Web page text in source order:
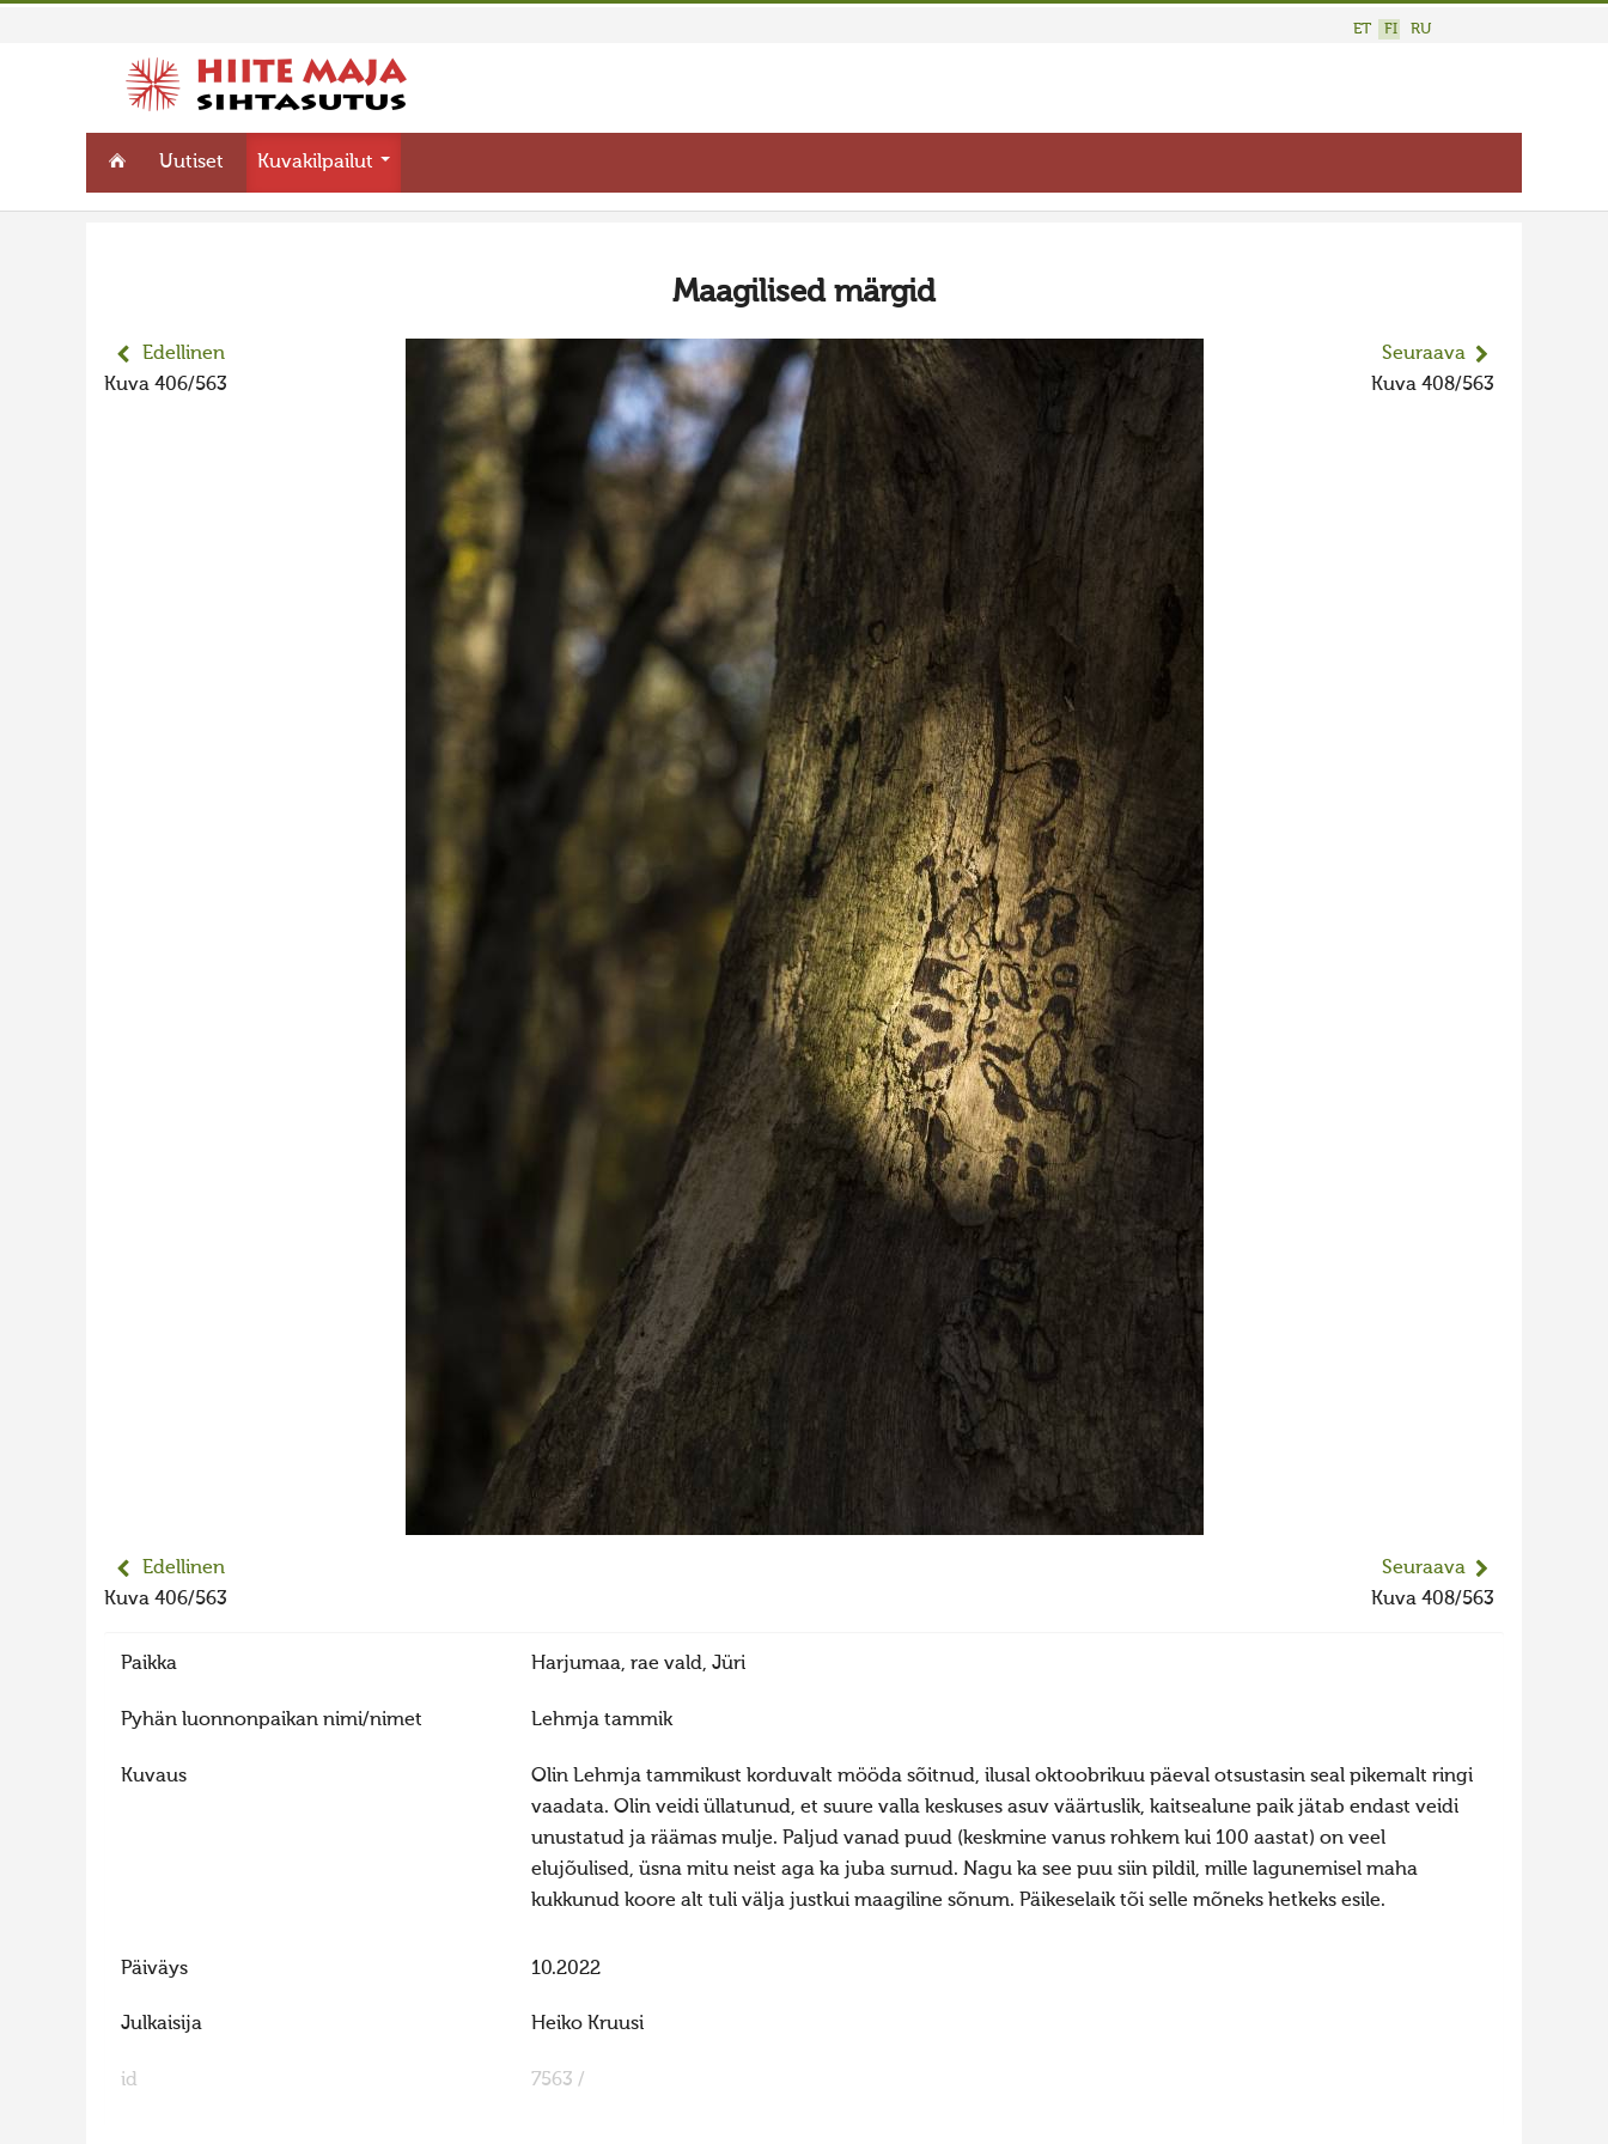
ET FI RU
Uutiset Kuvakilpailut
Maagilised märgid
Edellinen
Kuva 406/563
Seuraava
Kuva 408/563
Edellinen
Kuva 406/563
Seuraava
Kuva 408/563
Paikka Harjumaa, rae vald, Jüri
Pyhän luonnonpaikan nimi/nimet Lehmja tammik
Kuvaus
Olin Lehmja tammikust korduvalt mööda sõitnud, ilusal oktoobrikuu päeval otsustasin seal pikemalt ringi
vaadata. Olin veidi üllatunud, et suure valla keskuses asuv väärtuslik, kaitsealune paik jätab endast veidi
unustatud ja räämas mulje. Paljud vanad puud (keskmine vanus rohkem kui 100 aastat) on veel
elujõulised, üsna mitu neist aga ka juba surnud. Nagu ka see puu siin pildil, mille lagunemisel maha
kukkunud koore alt tuli välja justkui maagiline sõnum. Päikeselaik tõi selle mõneks hetkeks esile.
Päiväys 10.2022
Julkaisija Heiko Kruusi
id 7563 /